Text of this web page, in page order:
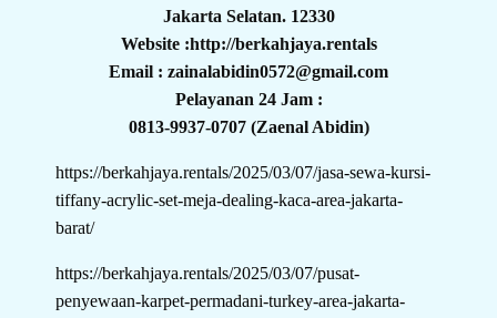
Jakarta Selatan. 12330
Website :http://berkahjaya.rentals
Email : zainalabidin0572@gmail.com
Pelayanan 24 Jam :
0813-9937-0707 (Zaenal Abidin)
https://berkahjaya.rentals/2025/03/07/jasa-sewa-kursi-
tiffany-acrylic-set-meja-dealing-kaca-area-jakarta-
barat/
https://berkahjaya.rentals/2025/03/07/pusat-
penyewaan-karpet-permadani-turkey-area-jakarta-